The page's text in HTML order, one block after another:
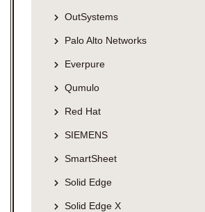
OutSystems
Palo Alto Networks
Everpure
Qumulo
Red Hat
SIEMENS
SmartSheet
Solid Edge
Solid Edge X